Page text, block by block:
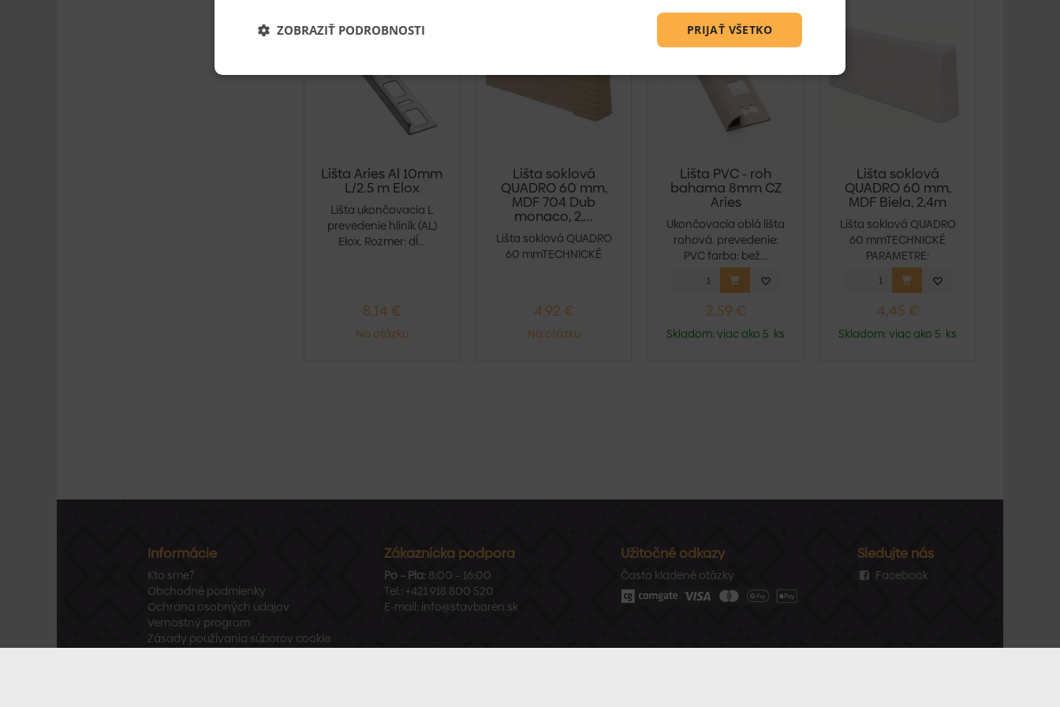
Lišta Aries Al 10mm
L/2.5 m Elox
Lišta ukončovacia L
prevedenie hliník (AL)
Elox. Rozmer: dĺ...
8,14 €
Na otázku
Lišta soklová
QUADRO 60 mm,
MDF 704 Dub
monaco, 2,...
Lišta soklová QUADRO
60 mmTECHNICKÉ
4,92 €
Na otázku
Lišta PVC - roh
bahama 8mm CZ
Aries
Ukončovacia oblá lišta
rohová. prevedenie:
PVC farba: bež...
2,59 €
Skladom: viac ako 5 ks
Lišta soklová
QUADRO 60 mm,
MDF Biela, 2,4m
Lišta soklová QUADRO
60 mmTECHNICKÉ
PARAMETRE:
Materiál: MDF...
4,45 €
Skladom: viac ako 5 ks
Informácie
Kto sme?
Obchodné podmienky
Ochrana osobných údajov
Vernostný program
Zásady používania súborov cookie
Zákaznícka podpora
Po – Pia: 8:00 – 16:00
Tel.: +421 918 800 520
E-mail: info@stavbaren.sk
Užitočné odkazy
Často kladené otázky
Sledujte nás
Facebook
PRIJAŤ VŠETKO
ZOBRAZIŤ PODROBNOSTI